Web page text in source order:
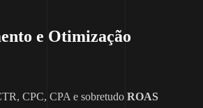
e Otimização
CPC, CPA e sobretudoROAS